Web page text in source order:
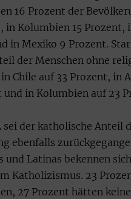
16 Prozent der
in Kolumbien 15 Prozent,
in Mexiko 9 Prozent.
der Menschen ohne
Chile auf 33 Prozent, in
und in Kolumbien auf 23
sei der katholische Anteil
ebenfalls
und Latinas bekennen
Katholizismus. 23
27 Prozent hätten